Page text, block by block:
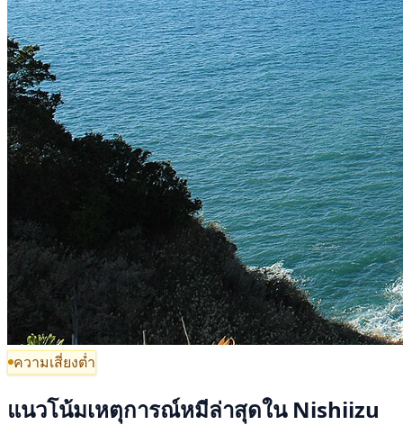
ความเสี่ยงต่ำ
แนวโน้มเหตุการณ์หมีล่าสุดใน Nishiizu